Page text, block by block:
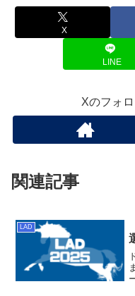
X
LINE
Xのフォ
関連記事
LAD